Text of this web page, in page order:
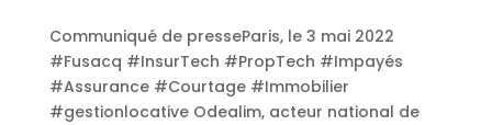
Communiqué de presseParis, le 3 mai 2022
#Fusacq #InsurTech #PropTech #Impayés
#Assurance #Courtage #Immobilier
#gestionlocative Odealim, acteur national de